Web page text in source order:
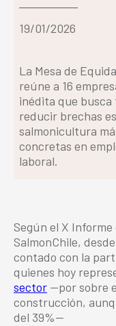
19/01/2026
La Mesa de
reúne a 16
inédita que
reducir brechas
salmonicultura
concretas en
laboral.
Según el X
SalmonChile,
contado con la
quienes hoy
sector —por sobre
construcción,
del 39%—